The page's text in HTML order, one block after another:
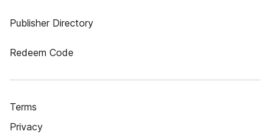
Publisher Directory
Redeem Code
Terms
Privacy